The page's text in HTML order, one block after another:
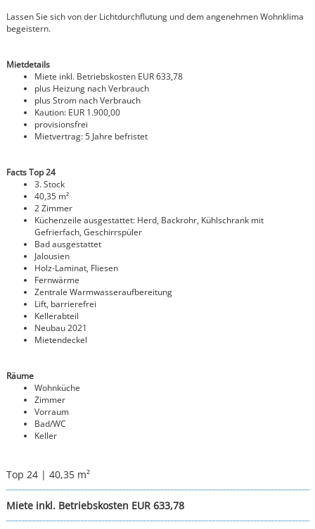
Lassen Sie sich von der Lichtdurchflutung und dem angenehmen Wohnklima
begeistern.
Mietdetails
Miete inkl. Betriebskosten EUR 633,78
plus Heizung nach Verbrauch
plus Strom nach Verbrauch
Kaution:EUR 1.900,00
provisionsfrei
Mietvertrag: 5 Jahre befristet
Facts Top 24
3. Stock
40,35 m²
2 Zimmer
Küchenzeile ausgestattet: Herd, Backrohr, Kühlschrank mit
Gefrierfach, Geschirrspüler
Bad ausgestattet
Jalousien
Holz-Laminat, Fliesen
Fernwärme
Zentrale Warmwasseraufbereitung
Lift, barrierefrei
Kellerabteil
Neubau 2021
Mietendeckel
Räume
Wohnküche
Zimmer
Vorraum
Bad/WC
Keller
Top 24 | 40,35 m²
Miete inkl. Betriebskosten EUR 633,78